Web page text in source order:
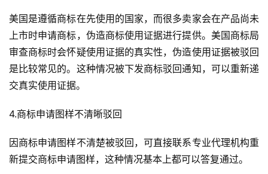
全
球
开
店
境
科
美国是遵循商标在先使用的国家，而很多卖家会在产品尚未
上市时申请商标，伪造商标使用证据进行提供。美国商标局
审查商标时会怀疑使用证据的真实性，伪造使用证据被驳回
是比较常见的。这种情况被下发商标驳回通知，可以重新递
交真实使用证据。
4.商标申请图样不清晰驳回
因商标申请图样不清楚被驳回，可直接联系专业代理机构重
新提交商标申请图样，这种情况基本上都可以答复通过。